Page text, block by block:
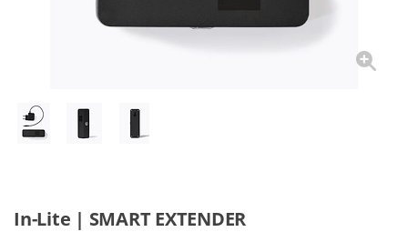
In-Lite | SMART EXTENDER